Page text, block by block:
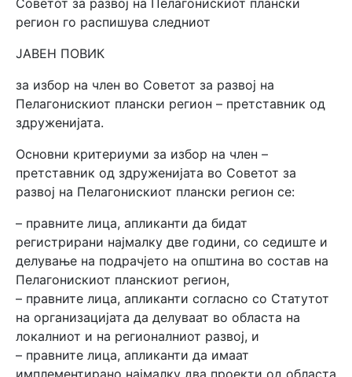
регион го распишува следниот
ЈАВЕН ПОВИК
за избор на член во Советот за развој на
Пелагонискиот плански регион – претставник од
здруженијата.
Основни критериуми за избор на член –
претставник од здруженијата во Советот за
развој на Пелагонискиот плански регион се:
– правните лица, апликанти да бидат
регистрирани најмалку две години, со седиште и
делување на подрачјето на општина во состав на
Пелагонискиот планскиот регион,
– правните лица, апликанти согласно со Статутот
на организацијата да делуваат во областа на
локалниот и на регионалниот развој, и
– правните лица, апликанти да имаат
имплементирано најмалку два проекти од областа